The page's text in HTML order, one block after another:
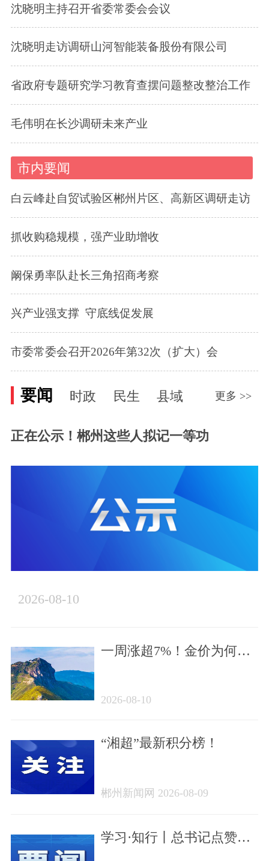
沈晓明主持召开省委常委会会议
沈晓明走访调研山河智能装备股份有限公司
省政府专题研究学习教育查摆问题整改整治工作
毛伟明在长沙调研未来产业
市内要闻
白云峰赴自贸试验区郴州片区、高新区调研走访
抓收购稳规模，强产业助增收
阚保勇率队赴长三角招商考察
兴产业强支撑 守底线促发展
市委常委会召开2026年第32次（扩大）会
要闻 时政 民生 县域 更多 >>
正在公示！郴州这些人拟记一等功
2026-08-10
一周涨超7%！金价为何突
2026-08-10
“湘超”最新积分榜！
郴州新闻网 2026-08-09
学习·知行丨总书记点赞的